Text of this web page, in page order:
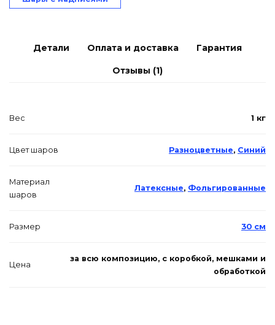
Детали Оплата и доставка Гарантия
Отзывы (1)
Вес 1 кг
Цвет шаров Разноцветные, Синий
Материал
шаров
Латексные, Фольгированные
Размер 30 см
Цена
за всю композицию, с коробкой, мешками и
обработкой